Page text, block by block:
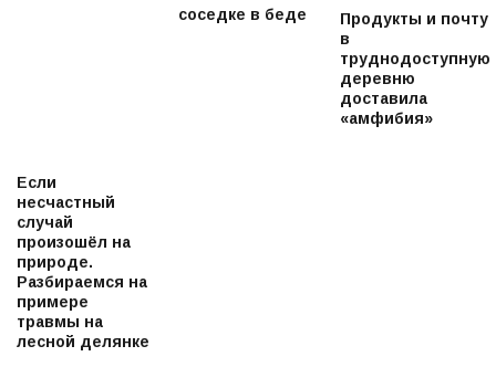
соседке в беде
Продукты и почту
в
труднодоступную
деревню
доставила
«амфибия»
Если
несчастный
случай
произошёл на
природе.
Разбираемся на
примере
травмы на
лесной делянке